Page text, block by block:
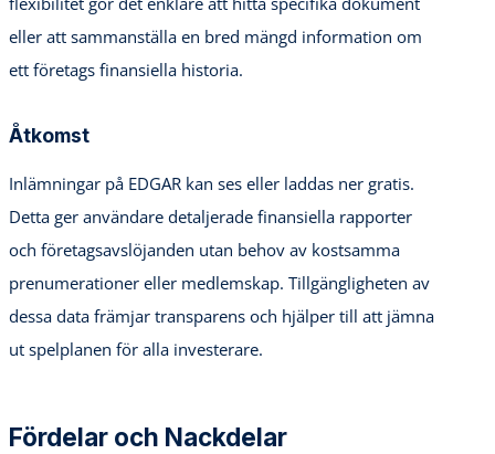
eller att sammanställa en bred mängd information om
ett företags finansiella historia.
Åtkomst
Inlämningar på EDGAR kan ses eller laddas ner gratis.
Detta ger användare detaljerade finansiella rapporter
och företagsavslöjanden utan behov av kostsamma
prenumerationer eller medlemskap. Tillgängligheten av
dessa data främjar transparens och hjälper till att jämna
ut spelplanen för alla investerare.
Fördelar och Nackdelar